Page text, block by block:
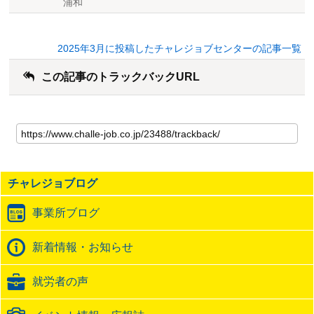
浦和
2025年3月に投稿したチャレジョブセンターの記事一覧
この記事のトラックバックURL
の
記
の
ト
ッ
ク
バ
ッ
ク
URL
チャレジョブログ
事業所ブログ
新着情報・お知らせ
就労者の声